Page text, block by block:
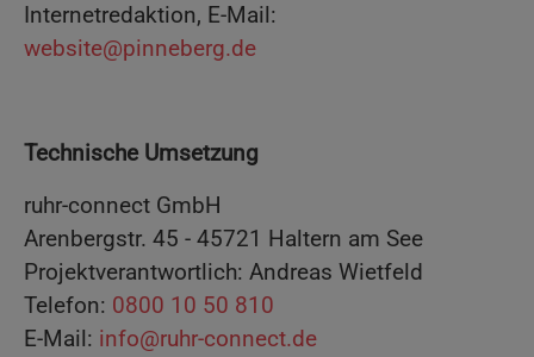
Internetredaktion, E-Mail:
website@pinneberg.de
Technische Umsetzung
ruhr-connect GmbH
Arenbergstr. 45 - 45721 Haltern am See
Projektverantwortlich: Andreas Wietfeld
Telefon: 0800 10 50 810
E-Mail: info@ruhr-connect.de